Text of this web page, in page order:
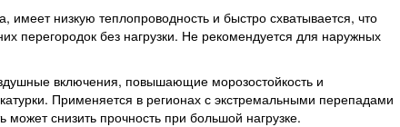
имеет низкую теплопроводность и быстро схватывается, что
перегородок без нагрузки. Не рекомендуется для наружных
включения, повышающие морозостойкость и
. Применяется в регионах с экстремальными перепадами
снизить прочность при большой нагрузке.